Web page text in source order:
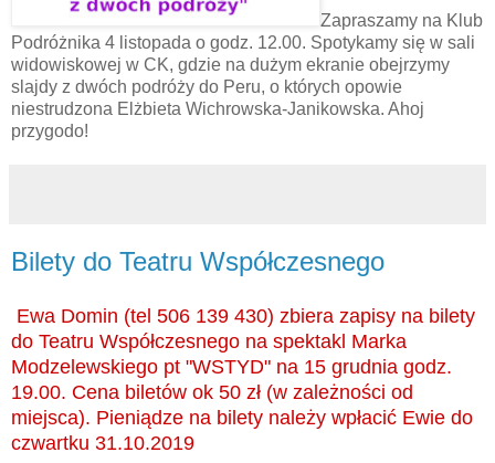
Zapraszamy na Klub
Podróżnika 4 listopada o godz. 12.00. Spotykamy się w sali
widowiskowej w CK, gdzie na dużym ekranie obejrzymy
slajdy z dwóch podróży do Peru, o których opowie
niestrudzona Elżbieta Wichrowska-Janikowska. Ahoj
przygodo!
Bilety do Teatru Współczesnego
Ewa Domin (tel 506 139 430) zbiera zapisy na bilety
do Teatru Współczesnego na spektakl Marka
Modzelewskiego pt "WSTYD" na 15 grudnia godz.
19.00. Cena biletów ok 50 zł (w zależności od
miejsca). Pieniądze na bilety należy wpłacić Ewie do
czwartku 31.10.2019